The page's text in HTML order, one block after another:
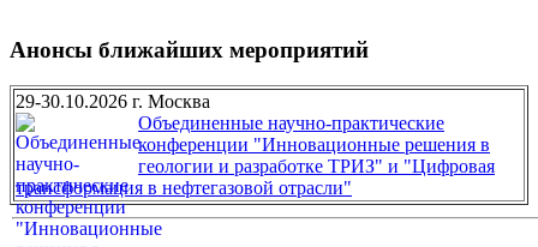
Анонсы ближайших мероприятий
29-30.10.2026 г. Москва
Объединенные научно-практические
конференции "Инновационные решения в
геологии и разработке ТРИЗ" и "Цифровая
трансформация в нефтегазовой отрасли"